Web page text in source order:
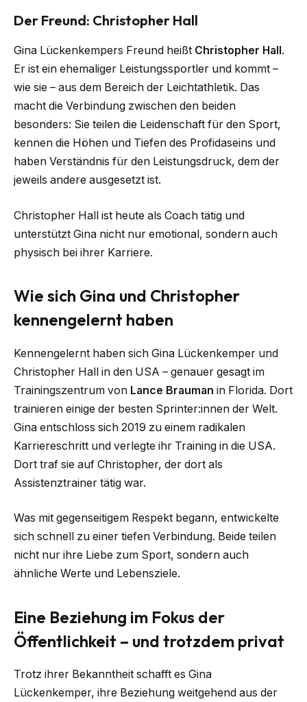
Der Freund: Christopher Hall
Gina Lückenkempers Freund heißt Christopher Hall.
Er ist ein ehemaliger Leistungssportler und kommt –
wie sie – aus dem Bereich der Leichtathletik. Das
macht die Verbindung zwischen den beiden
besonders: Sie teilen die Leidenschaft für den Sport,
kennen die Höhen und Tiefen des Profidaseins und
haben Verständnis für den Leistungsdruck, dem der
jeweils andere ausgesetzt ist.
Christopher Hall ist heute als Coach tätig und
unterstützt Gina nicht nur emotional, sondern auch
physisch bei ihrer Karriere.
Wie sich Gina und Christopher
kennengelernt haben
Kennengelernt haben sich Gina Lückenkemper und
Christopher Hall in den USA – genauer gesagt im
Trainingszentrum von Lance Brauman in Florida. Dort
trainieren einige der besten Sprinter:innen der Welt.
Gina entschloss sich 2019 zu einem radikalen
Karriereschritt und verlegte ihr Training in die USA.
Dort traf sie auf Christopher, der dort als
Assistenztrainer tätig war.
Was mit gegenseitigem Respekt begann, entwickelte
sich schnell zu einer tiefen Verbindung. Beide teilen
nicht nur ihre Liebe zum Sport, sondern auch
ähnliche Werte und Lebensziele.
Eine Beziehung im Fokus der
Öffentlichkeit – und trotzdem privat
Trotz ihrer Bekanntheit schafft es Gina
Lückenkemper, ihre Beziehung weitgehend aus der